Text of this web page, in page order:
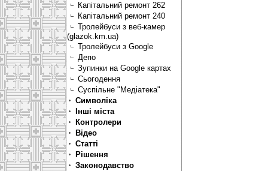
Капітальний ремонт 262
Капітальний ремонт 240
Тролейбуси з веб-камер
(glazok.km.ua)
Тролейбуси з Google
Депо
Зупинки на Google картах
Сьогодення
Суспільне "Медіатека"
Символіка
Інші міста
Контролери
Відео
Статті
Рішення
Законодавство